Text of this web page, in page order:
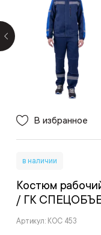
В избранное
в наличии
Костюм
/ ГК
Артикул: КОС 453